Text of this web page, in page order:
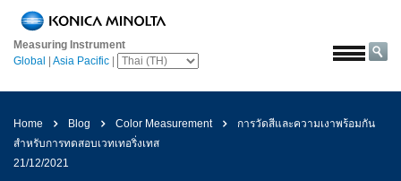
Measuring Instrument
Global
Asia Pacific
หน้า
หลัก
โซลูชั่น
การ
บิน
และ
อวกาศ
Home Blog Color Measurement
การวัดสีและความเงาพร้อมกัน
สำหรับการทดสอบเวทเทอริ่งเทส
21/12/2021